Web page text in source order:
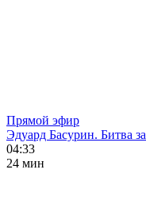
Прямой эфир
Эдуард Басурин. Битва
04:33
24 мин